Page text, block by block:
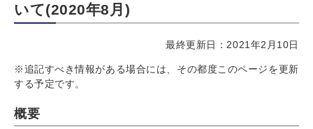
いて(2020年8月)
最終更新日：2021年2月10日
※追記すべき情報がある場合には、その都度このページを更新
する予定です。
概要